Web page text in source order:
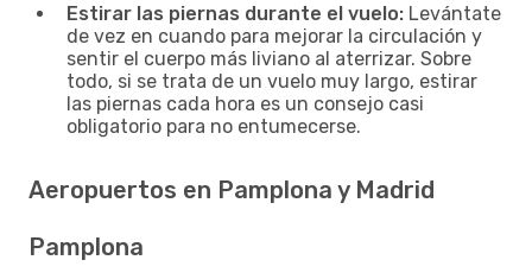
Estirar las piernas durante el vuelo: Levántate
de vez en cuando para mejorar la circulación y
sentir el cuerpo más liviano al aterrizar. Sobre
todo, si se trata de un vuelo muy largo, estirar
las piernas cada hora es un consejo casi
obligatorio para no entumecerse.
Aeropuertos en Pamplona y Madrid
Pamplona